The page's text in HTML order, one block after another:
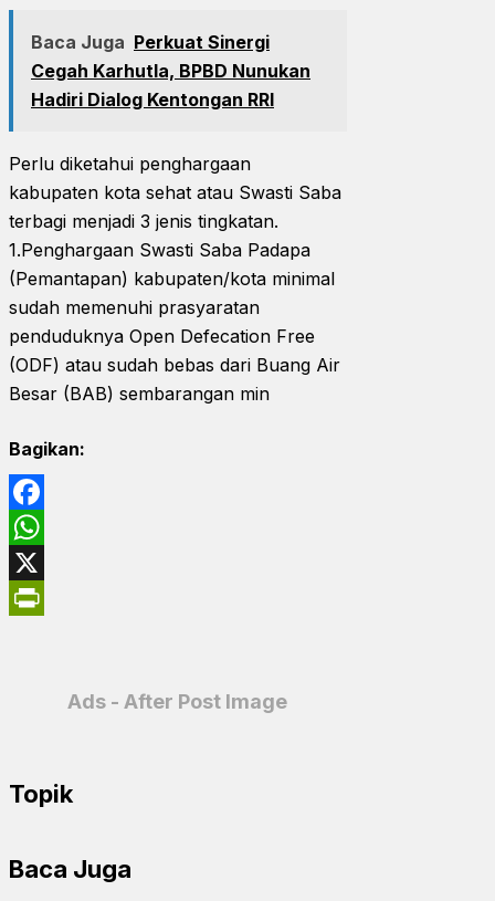
Baca Juga Perkuat Sinergi
Cegah Karhutla, BPBD Nunukan
Hadiri Dialog Kentongan RRI
Perlu diketahui penghargaan
kabupaten kota sehat atau Swasti Saba
terbagi menjadi 3 jenis tingkatan.
1.Penghargaan Swasti Saba Padapa
(Pemantapan) kabupaten/kota minimal
sudah memenuhi prasyaratan
penduduknya Open Defecation Free
(ODF) atau sudah bebas dari Buang Air
Besar (BAB) sembarangan min
Bagikan:
Facebook
WhatsApp
X
Ads - After Post Image
Topik
Baca Juga